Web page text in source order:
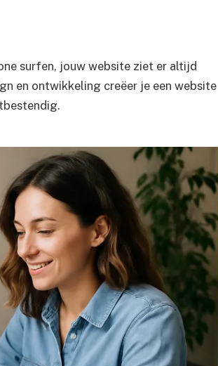
surfen, jouw website ziet er altijd
en ontwikkeling creëer je een website